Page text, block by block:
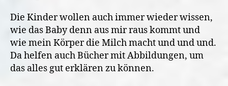
Die Kinder wollen auch immer wieder wissen,
wie das Baby denn aus mir raus kommt und
wie mein Körper die Milch macht und und und.
Da helfen auch Bücher mit Abbildungen, um
das alles gut erklären zu können.